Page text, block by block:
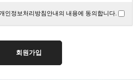
인정보처리방침안내의 내용에 동의합니다.